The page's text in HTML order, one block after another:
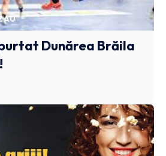
Dunărea Brăila